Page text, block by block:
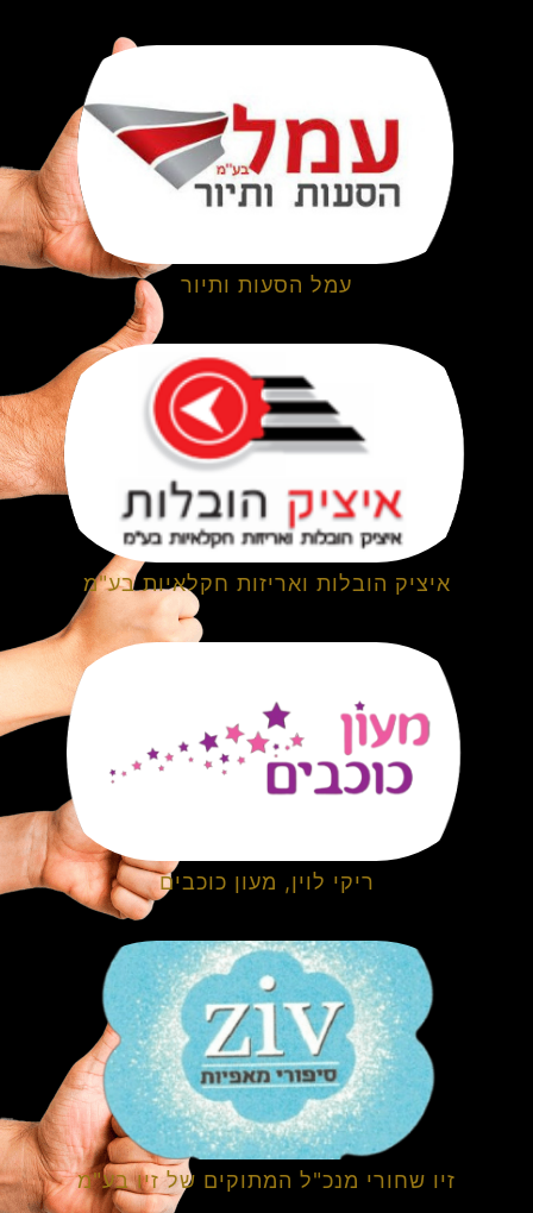
עמל הסעות ותיור
איציק הובלות ואריזות חקלאיות בע"מ
ריקי לוין, מעון כוכבים
זיו שחורי מנכ"ל המתוקים של זיו בע"מ